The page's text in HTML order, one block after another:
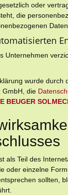
oder
die
Unternehmen
wurde
GmbH, die
BEUGER
als Teil des
oder einzelne
sollten,